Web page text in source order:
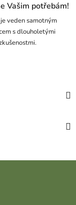
Vašim potřebám!
veden samotným
s dlouholetými